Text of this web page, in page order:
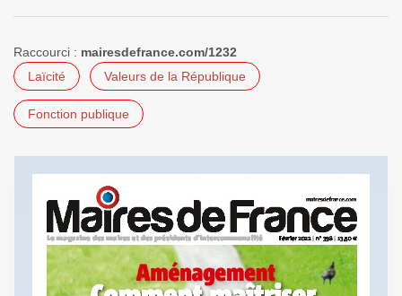
Raccourci : mairesdefrance.com/1232
Laïcité
Valeurs de la République
Fonction publique